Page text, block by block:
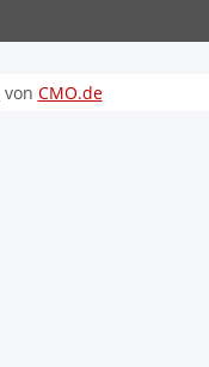
von CMO.de